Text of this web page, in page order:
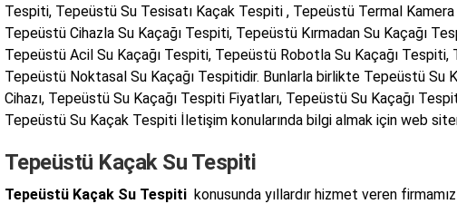
Tespiti, Tepeüstü Su Tesisatı Kaçak Tespiti , Tepeüstü Termal
Tepeüstü Cihazla Su Kaçağı Tespiti, Tepeüstü Kırmadan Su Kaçağı
Tepeüstü Acil Su Kaçağı Tespiti, Tepeüstü Robotla Su Kaçağı Tespiti,
Tepeüstü Noktasal Su Kaçağı Tespitidir. Bunlarla birlikte Tepeüstü Su
Cihazı, Tepeüstü Su Kaçağı Tespiti Fiyatları, Tepeüstü Su Kaçağı
Tepeüstü Su Kaçak Tespiti İletişim konularında bilgi almak için web
Tepeüstü Kaçak Su Tespiti
Tepeüstü Kaçak Su Tespitikonusunda yıllardır hizmet veren